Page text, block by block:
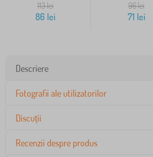
113lei
86 lei
96lei
71 lei
Descriere
Fotografii ale utilizatorilor
Discuții
Recenzii despre produs